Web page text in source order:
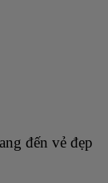
đến vẻ đẹp